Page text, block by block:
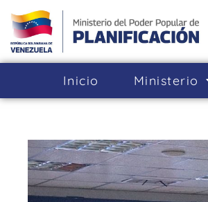
Inicio Ministerio